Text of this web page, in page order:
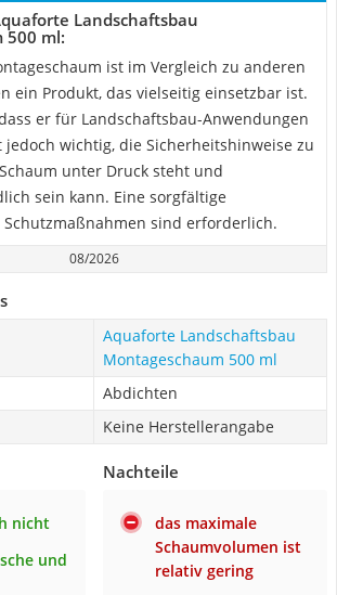
Landschaftsbau
500 ml:
ist im Vergleich zu anderen
ein Produkt, das vielseitig einsetzbar ist.
er für Landschaftsbau-Anwendungen
jedoch wichtig, die Sicherheitshinweise zu
unter Druck steht und
sein kann. Eine sorgfältige
sind erforderlich.
08/2026
Aquaforte Landschaftsbau
Montageschaum 500 ml
Abdichten
Keine Herstellerangabe
nicht
und
Nachteile
das maximale
Schaumvolumen ist
relativ gering